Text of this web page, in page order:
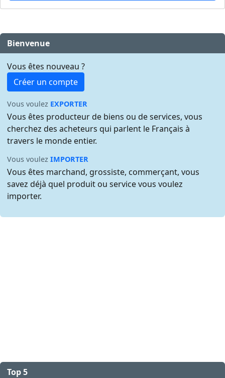
Bienvenue
Vous êtes nouveau ?
Créer un compte
Vous voulez EXPORTER
Vous êtes producteur de biens ou de services, vous
cherchez des acheteurs qui parlent le Français à
travers le monde entier.
Vous voulezIMPORTER
Vous êtes marchand, grossiste, commerçant, vous
savez déjà quel produit ou service vous voulez
importer.
Top 5